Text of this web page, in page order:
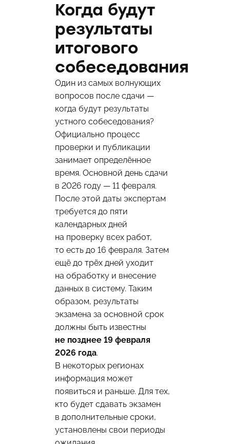
Когда будут
результаты
итогового
собеседования
Один из самых волнующих
вопросов после сдачи —
когда будут результаты
устного собеседования?
Официально процесс
проверки и публикации
занимает определённое
время. Основной день сдачи
в 2026 году — 11 февраля.
После этой даты экспертам
требуется до пяти
календарных дней
на проверку всех работ,
то есть до 16 февраля. Затем
ещё до трёх дней уходит
на обработку и внесение
данных в систему. Таким
образом, результаты
экзамена за основной срок
должны быть известны
не позднее 19 февраля
2026 года.
В некоторых регионах
информация может
появиться и раньше. Для тех,
кто будет сдавать экзамен
в дополнительные сроки,
установлены свои периоды